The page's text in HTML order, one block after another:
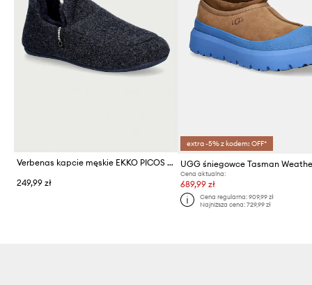
Verbenas kapcie męskie EKKO PICOS PET TONE
249,99 zł
extra -5% z kodem: OFF*
Cena aktualna:
689,99 zł
Cena regularna: 909,99 zł
Najniższa cena: 729,99 zł